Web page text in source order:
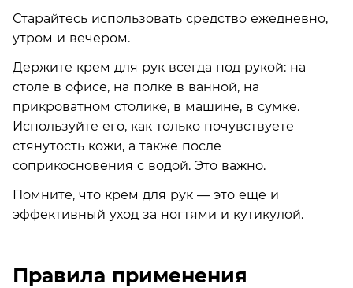
Старайтесь использовать средство ежедневно,
утром и вечером.
Держите крем для рук всегда под рукой: на
столе в офисе, на полке в ванной, на
прикроватном столике, в машине, в сумке.
Используйте его, как только почувствуете
стянутость кожи, а также после
соприкосновения с водой. Это важно.
Помните, что крем для рук — это еще и
эффективный уход за ногтями и кутикулой.
Правила применения